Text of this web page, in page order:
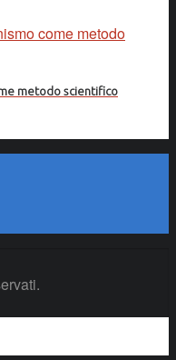
metodo scientifico